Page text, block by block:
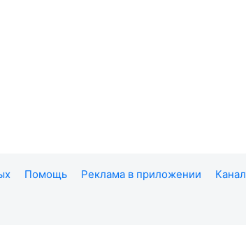
Помощь Реклама в приложении